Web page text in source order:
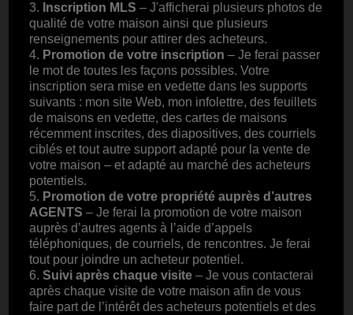
3. Inscription MLS – J'afficherai plusieurs photos de
qualité de votre maison ainsi que plusieurs
renseignements pour attirer des acheteurs.
4. Promotion de votre inscription – Je ferai passer
le mot de toutes les façons possibles. Votre
inscription sera mise en vedette dans les supports
suivants : mon site Web, mon infolettre, des feuillets
de maisons en vedette, des cartes de maisons
récemment inscrites, des diapositives, des courriels
ciblés et tout autre support adapté pour la vente de
votre maison – et adapté au marché des acheteurs
potentiels.
5. Promotion de votre propriété auprès d’autres
AGENTS – Je ferai la promotion de votre maison
auprès d’autres agents à l’aide d’appels
téléphoniques, de courriels, de rencontres. Je ferai
tout pour joindre un acheteur potentiel.
6. Suivi après chaque visite– Je vous contacterai
après chaque visite de votre maison afin de vous
faire part de l’intérêt des acheteurs potentiels et des